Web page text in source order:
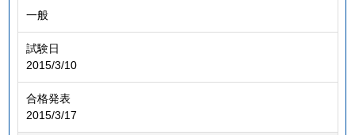
一般
試験日
2015/3/10
合格発表
2015/3/17